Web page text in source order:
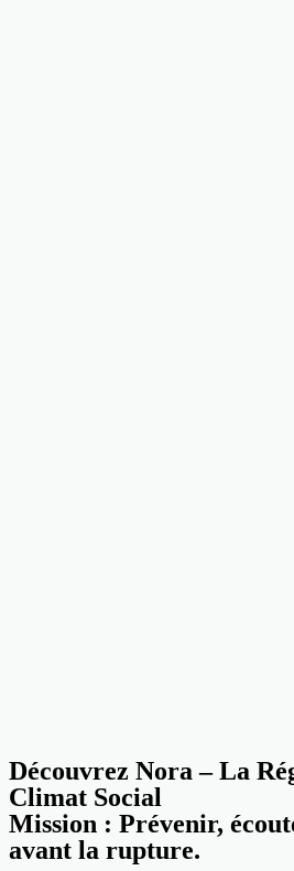
Découvrez Nora – La
Climat Social
Mission : Prévenir,
avant la rupture.